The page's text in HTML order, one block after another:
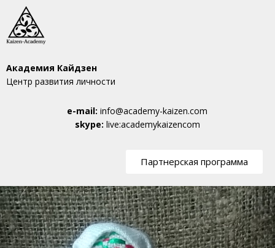
Академия Кайдзен
Центр развития личности
e-mail: info@academy-kaizen.com
skype: live:academykaizencom
Партнерская программа